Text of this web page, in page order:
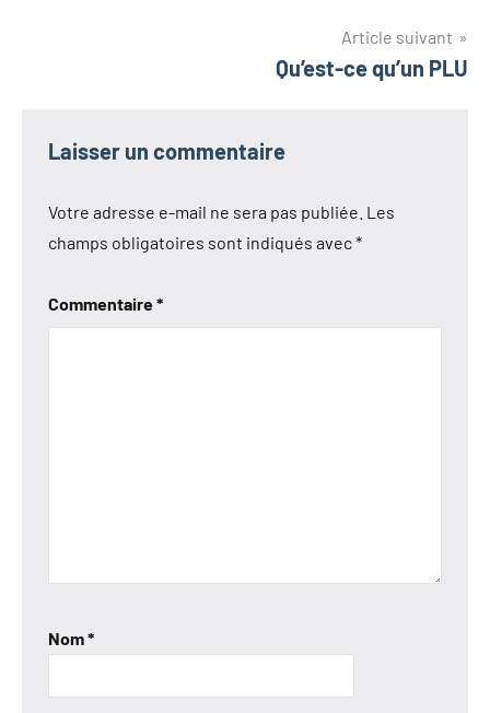
Article suivant
Qu’est-ce qu’un PLU
Laisser un commentaire
Votre adresse e-mail ne sera pas publiée. Les
champs obligatoires sont indiqués avec*
Commentaire*
Nom*